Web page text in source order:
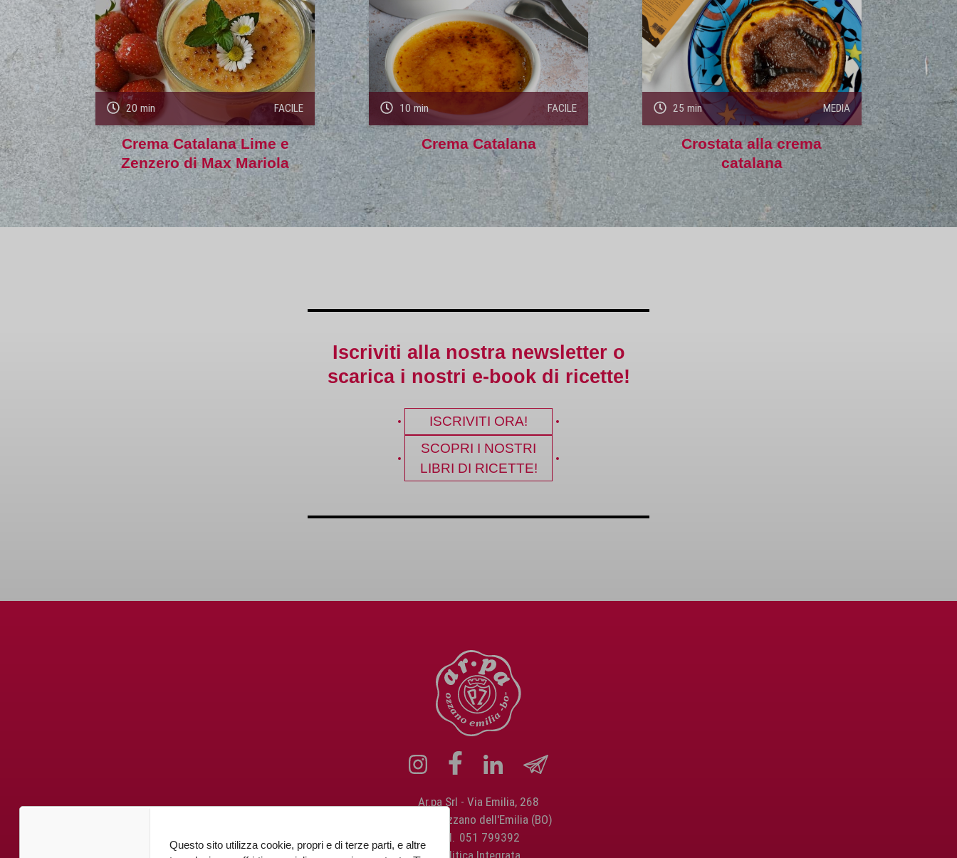
Questo sito utilizza cookie, propri e di terze parti, e altre
Crema Catalana Lime e
Zenzero di Max Mariola
20 min FACILE
Crema Catalana
10 min FACILE
Crostata alla crema
catalana
25 min MEDIA
Iscriviti alla nostra newsletter o
scarica i nostri e-book di ricette!
ISCRIVITI ORA!
SCOPRI I NOSTRI
LIBRI DI RICETTE!
Ar.pa Srl
Via Emilia, 268
40064 Ozzano dell'Emilia (BO)
Tel. 051 799392
Politica Integrata